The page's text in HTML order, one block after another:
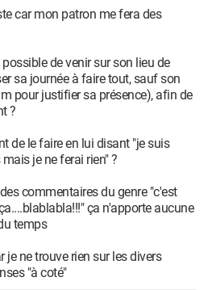
car mon patron me fera des
de venir sur son lieu de
sa journée à faire tout, sauf son
pour justifier sa présence), afin de
?
de le faire en lui disant "je suis
je ne ferai rien" ?
commentaires du genre "c'est
ça n'apporte aucune
temps
je ne trouve rien sur les divers
"à coté"